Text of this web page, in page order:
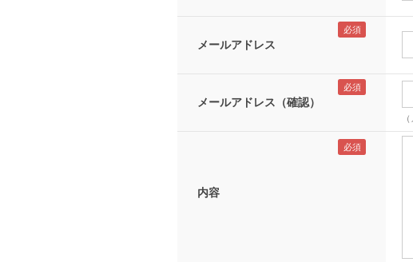
メールアドレス
メールアドレス（確認）
内容